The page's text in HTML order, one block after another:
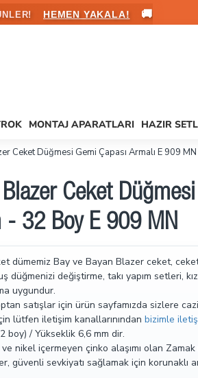
FAYDALANIN 🚚
MONTAJ APARATLARI HAZIR
Ceket Düğmesi Gemi Çapası Armalı E 909 MN
Ceket Düğmesi
- 32 Boy E 909 MN
dümemiz Bay ve Bayan Blazer ceket,
düğmenizi değiştirme, takı yapım setleri,
uygundur.
satışlar için ürün sayfamızda sizlere
lütfen iletişim kanallarınından bizimle
boy) / Yükseklik 6,6 mm dir.
nikel içermeyen çinko alaşımı olan
güvenli sevkiyatı sağlamak için korunaklı